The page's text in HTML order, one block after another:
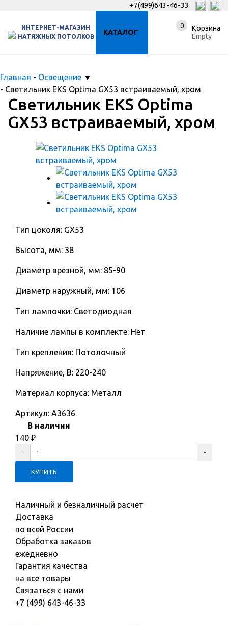
+7(499)643-46-33
ИНТЕРНЕТ-МАГАЗИН
НАТЯЖНЫХ ПОТОЛКОВ
КАТАЛОГ
0
Корзина
Empty
Главная - Освещение ▼
- Светильник EKS Optima GX53 встраиваемый, хром
Светильник EKS Optima
GX53 встраиваемый, хром
Тип цоколя: GX53
Высота, мм: 38
Диаметр врезной, мм: 85-90
Диаметр наружный, мм: 106
Тип лампочки: Светодиодная
Наличие лампы в комплекте: Нет
Тип крепления: Потолочный
Напряжение, В: 220-240
Материал корпуса: Металл
Артикул: A3636
В наличии
140 ₽
Наличный и безналичный расчет
Доставка
по всей России
Обработка заказов
ежедневно
Гарантия качества
на все товары
Связаться с нами
+7 (499) 643-46-33